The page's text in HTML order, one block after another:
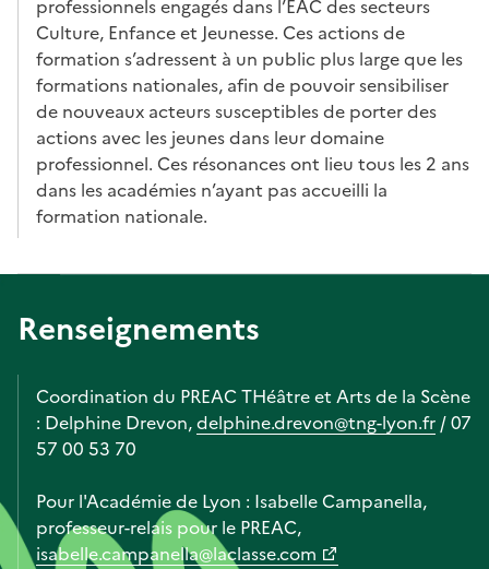
professionnels engagés dans l’EAC des secteurs
Culture, Enfance et Jeunesse. Ces actions de
formation s’adressent à un public plus large que les
formations nationales, afin de pouvoir sensibiliser
de nouveaux acteurs susceptibles de porter des
actions avec les jeunes dans leur domaine
professionnel. Ces résonances ont lieu tous les 2 ans
dans les académies n’ayant pas accueilli la
formation nationale.
Renseignements
Coordination du PREAC THéâtre et Arts de la Scène
: Delphine Drevon,delphine.drevon@tng-lyon.fr / 07
57 00 53 70
Pour l'Académie de Lyon : Isabelle Campanella,
professeur-relais pour le PREAC,
isabelle.campanella@laclasse.com